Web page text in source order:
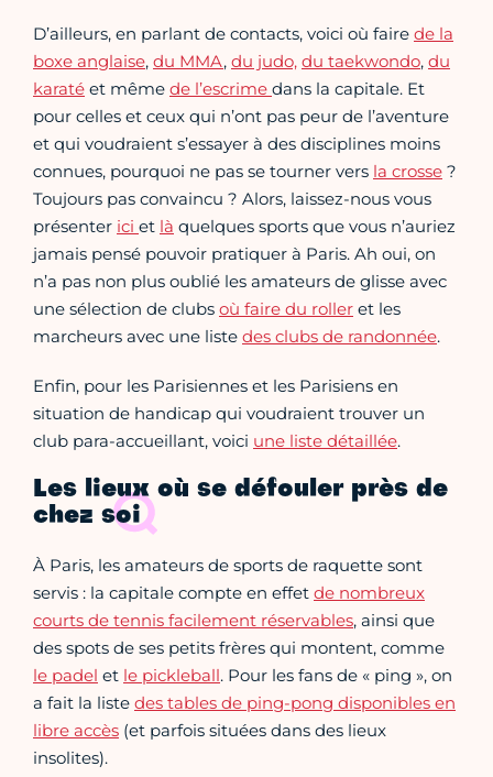
D’ailleurs, en parlant de contacts, voici où faire de la
boxe anglaise, du MMA, du judo, du taekwondo, du
karaté et même de l’escrime dans la capitale. Et
pour celles et ceux qui n’ont pas peur de l’aventure
et qui voudraient s’essayer à des disciplines moins
connues, pourquoi ne pas se tourner vers la crosse ?
Toujours pas convaincu ? Alors, laissez-nous vous
présenter ici et là quelques sports que vous n’auriez
jamais pensé pouvoir pratiquer à Paris. Ah oui, on
n’a pas non plus oublié les amateurs de glisse avec
une sélection de clubs où faire du roller et les
marcheurs avec une liste des clubs de randonnée.
Enfin, pour les Parisiennes et les Parisiens en
situation de handicap qui voudraient trouver un
club para-accueillant, voici une liste détaillée.
Les lieux où se défouler près de
chez soi
À Paris, les amateurs de sports de raquette sont
servis : la capitale compte en effet de nombreux
courts de tennis facilement réservables, ainsi que
des spots de ses petits frères qui montent, comme
le padel et le pickleball. Pour les fans de « ping », on
a fait la liste des tables de ping-pong disponibles en
libre accès (et parfois situées dans des lieux
insolites).